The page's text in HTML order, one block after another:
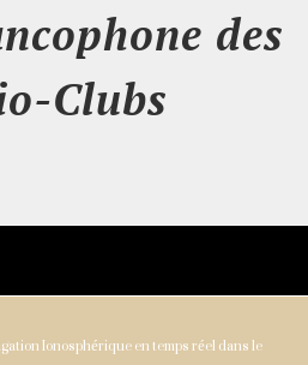
des
Clubs
Ionosphérique en temps réel dans le